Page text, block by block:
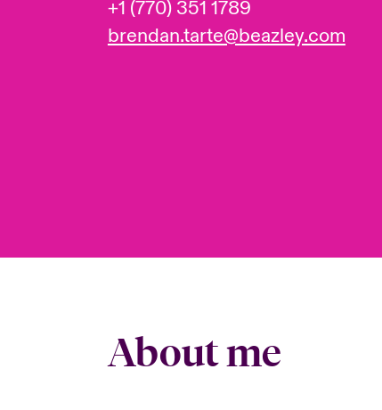
+1 (770) 351 1789
brendan.tarte@beazley.com
About me